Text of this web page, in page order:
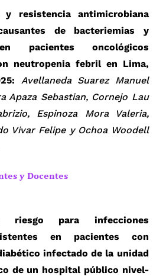
y resistencia antimicrobiana
de bacteriemias y
pacientes oncológicos
neutropenia febril en Lima,
Avellaneda Suarez Manuel
Apaza Sebastian, Cornejo Lau
Espinoza Mora Valeria,
Vivar Felipe y Ochoa Woodell
y Docentes
riesgo para infecciones
en pacientes con
infectado de la unidad
de un hospital público nivel-